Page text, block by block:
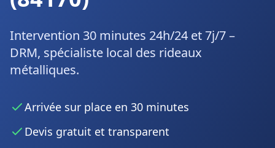
Intervention 30 minutes 24h/24 et 7j/7 –
DRM, spécialiste local des rideaux
métalliques.
Arrivée sur place en 30 minutes
Devis gratuit et transparent